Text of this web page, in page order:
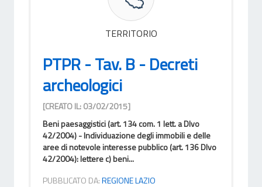
TERRITORIO
PTPR - Tav. B - Decreti
archeologici
[CREATO IL: 03/02/2015]
Beni paesaggistici (art. 134 com. 1 lett. a Dlvo
42/2004) - Individuazione degli immobili e delle
aree di notevole interesse pubblico (art. 136 Dlvo
42/2004): lettere c) beni...
PUBBLICATO DA:REGIONE LAZIO